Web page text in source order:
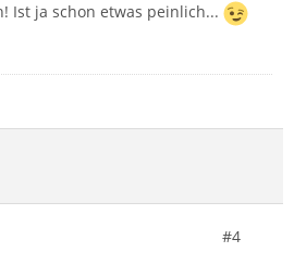
Ist ja schon etwas peinlich...
#4